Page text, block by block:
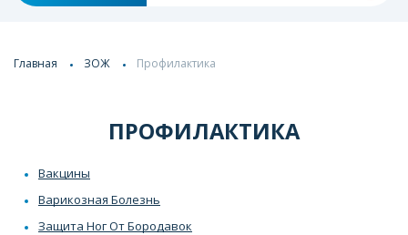
Главная ЗОЖ Профилактика
ПРОФИЛАКТИКА
Вакцины
Варикозная Болезнь
Защита Ног От Бородавок